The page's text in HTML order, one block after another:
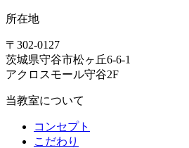
所在地
〒302-0127
茨城県守谷市松ヶ丘6-6-1
アクロスモール守谷2F
当教室について
コンセプト
こだわり